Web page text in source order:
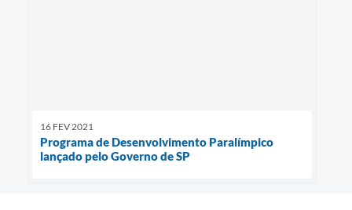
16 FEV 2021
Programa de Desenvolvimento Paralímpico
lançado pelo Governo de SP